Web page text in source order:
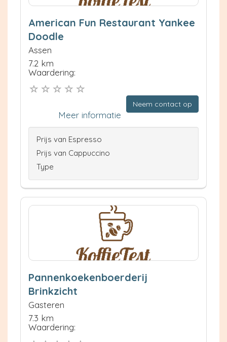
American Fun Restaurant Yankee
Doodle
Assen
7.2 km
Waardering:
Neem contact op
Meer informatie
Prijs van Espresso
Prijs van Cappuccino
Type
Pannenkoekenboerderij
Brinkzicht
Gasteren
7.3 km
Waardering: